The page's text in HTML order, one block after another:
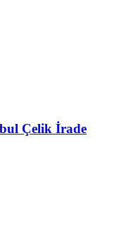
Çelik İrade